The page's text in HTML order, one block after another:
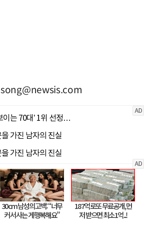
song@newsis.com